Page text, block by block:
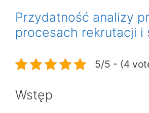
Przydatność analizy
procesach rekrutacji i
5/5 - (4
Wstęp